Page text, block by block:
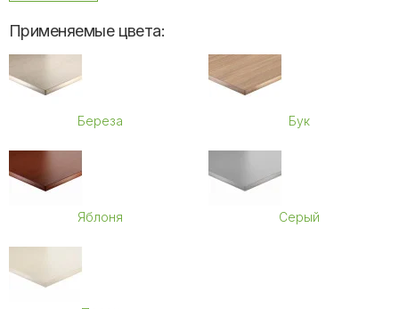
Применяемые цвета:
Береза Бук
Яблоня Серый